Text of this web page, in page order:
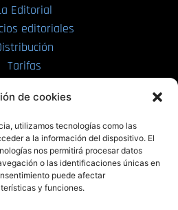
de cookies
utilizamos tecnologías como las
a la información del dispositivo. El
nos permitirá procesar datos
o las identificaciones únicas en
puede afectar
y funciones.
Editorial
editoriales
Tarifas
| Films
PRL | Play
PRL | LAB